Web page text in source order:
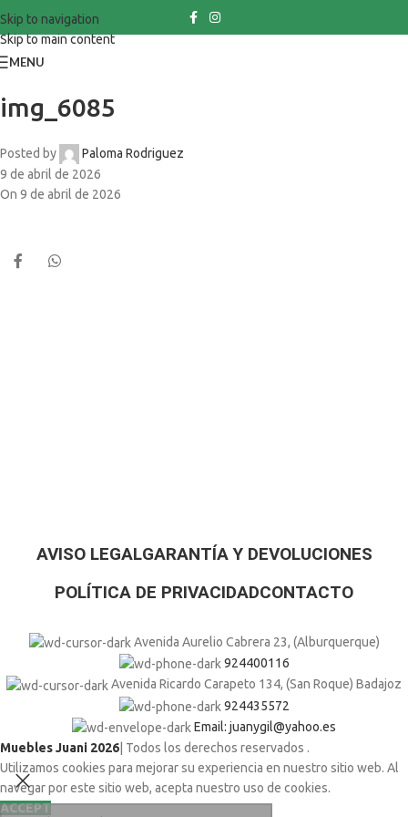
Skip to navigation
Skip to main content
MENU
img_6085
Posted by
Paloma Rodriguez
9 de abril de 2026
On 9 de abril de 2026
AVISO LEGALGARANTÍA Y DEVOLUCIONES
POLÍTICA DE PRIVACIDADCONTACTO
Avenida Aurelio Cabrera 23, (Alburquerque)
924400116
Avenida Ricardo Carapeto 134, (San Roque) Badajoz
924435572
Email: juanygil@yahoo.es
Muebles Juani 2026 | Todos los derechos reservados .
Utilizamos cookies para mejorar su experiencia en nuestro sitio web. Al
navegar por este sitio web, acepta nuestro uso de cookies.
ACCEPT